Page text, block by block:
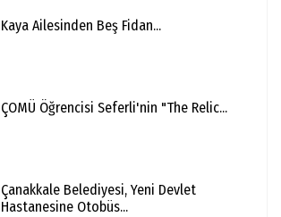
Kaya Ailesinden Beş Fidan...
ÇOMÜ Öğrencisi Seferli'nin "The Relic...
Çanakkale Belediyesi, Yeni Devlet
Hastanesine Otobüs...